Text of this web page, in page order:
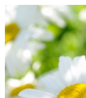
Перейти
к
содержимому